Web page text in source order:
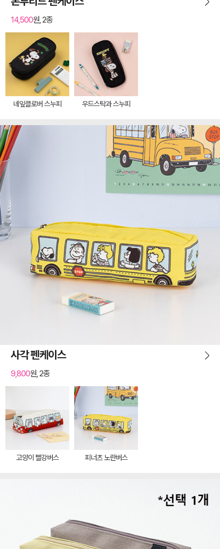
14,500원, 2종
네잎클로버 스누피 우드스탁과 스누피
사각 펜케이스
9,800원, 2종
고양이 빨강버스 피너츠 노란버스